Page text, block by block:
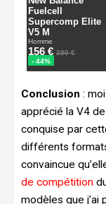
Conclusion :
apprécié la V4
conquise par
différents
convaincue
de compétition
modèles que j’ai